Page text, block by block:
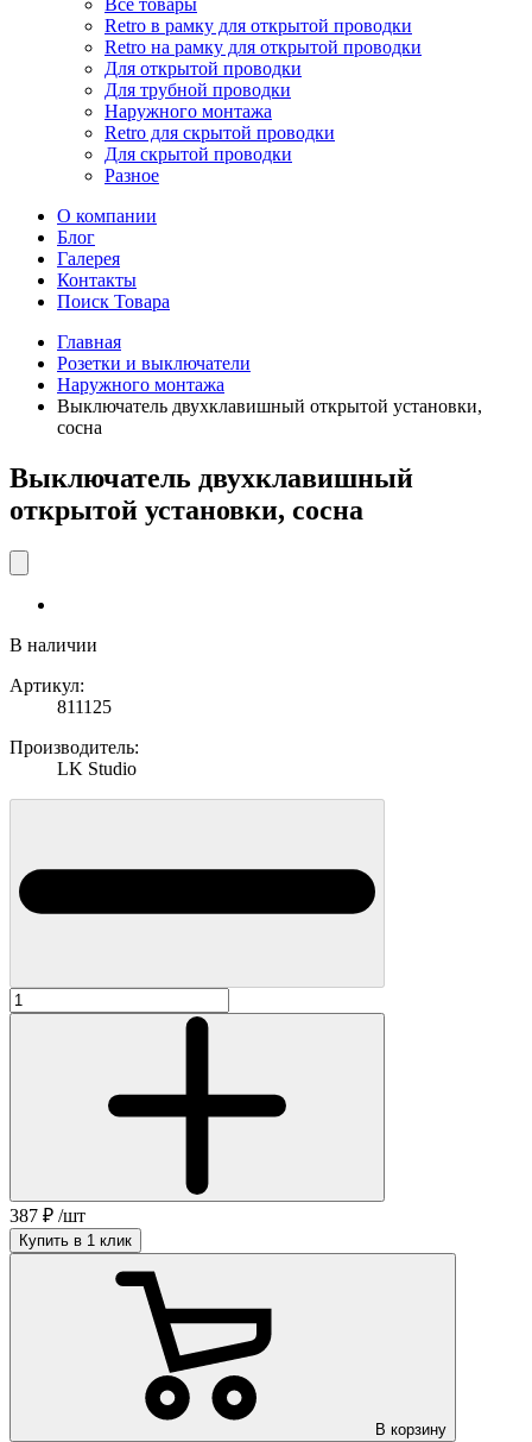
Все товары
Retro в рамку для открытой проводки
Retro на рамку для открытой проводки
Для открытой проводки
Для трубной проводки
Наружного монтажа
Retro для скрытой проводки
Для скрытой проводки
Разное
О компании
Блог
Галерея
Контакты
Поиск Товара
Главная
Розетки и выключатели
Наружного монтажа
Выключатель двухклавишный открытой установки,
сосна
Выключатель двухклавишный
открытой установки, сосна
В наличии
Артикул:
811125
Производитель:
LK Studio
387 ₽ /шт
Купить в 1 клик
В корзину